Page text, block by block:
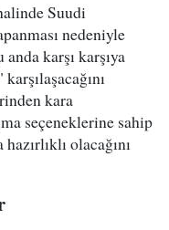
Suudi
nedeniyle
karşı karşıya
kara
seçeneklerine sahip
olacağını